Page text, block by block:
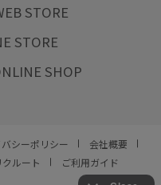
STORE
STORE
SHOP
シーポリシー
会社概要
クルート ご利用ガイド